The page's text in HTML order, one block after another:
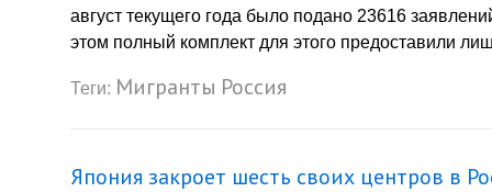
август текущего года было подано 23616
этом полный комплект для этого предоставили
Теги: Мигранты Россия
Япония закроет шесть своих центров в